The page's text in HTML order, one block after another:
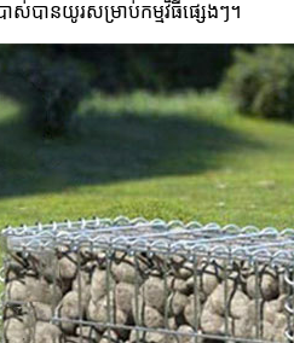
បានយូរសម្រាប់កម្មវិធីផ្សេងៗ។